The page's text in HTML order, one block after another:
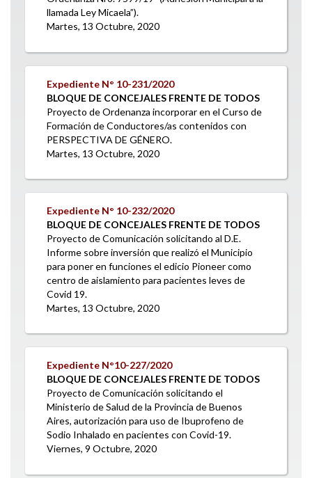
llamada Ley Micaela”).
Martes, 13 Octubre, 2020
Expediente N° 10-231/2020
BLOQUE DE CONCEJALES FRENTE DE TODOS
Proyecto de Ordenanza incorporar en el Curso de
Formación de Conductores/as contenidos con
PERSPECTIVA DE GÉNERO.
Martes, 13 Octubre, 2020
Expediente N° 10-232/2020
BLOQUE DE CONCEJALES FRENTE DE TODOS
Proyecto de Comunicación solicitando al D.E.
Informe sobre inversión que realizó el Municipio
para poner en funciones el edicio Pioneer como
centro de aislamiento para pacientes leves de
Covid 19.
Martes, 13 Octubre, 2020
Expediente N°10-227/2020
BLOQUE DE CONCEJALES FRENTE DE TODOS
Proyecto de Comunicación solicitando el
Ministerio de Salud de la Provincia de Buenos
Aires, autorización para uso de Ibuprofeno de
Sodio Inhalado en pacientes con Covid-19.
Viernes, 9 Octubre, 2020